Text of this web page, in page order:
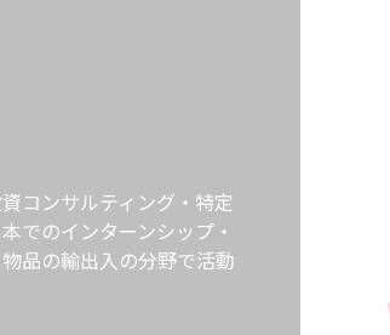
コンサルティング・特定
でのインターンシップ・
品の輸出入の分野で活動